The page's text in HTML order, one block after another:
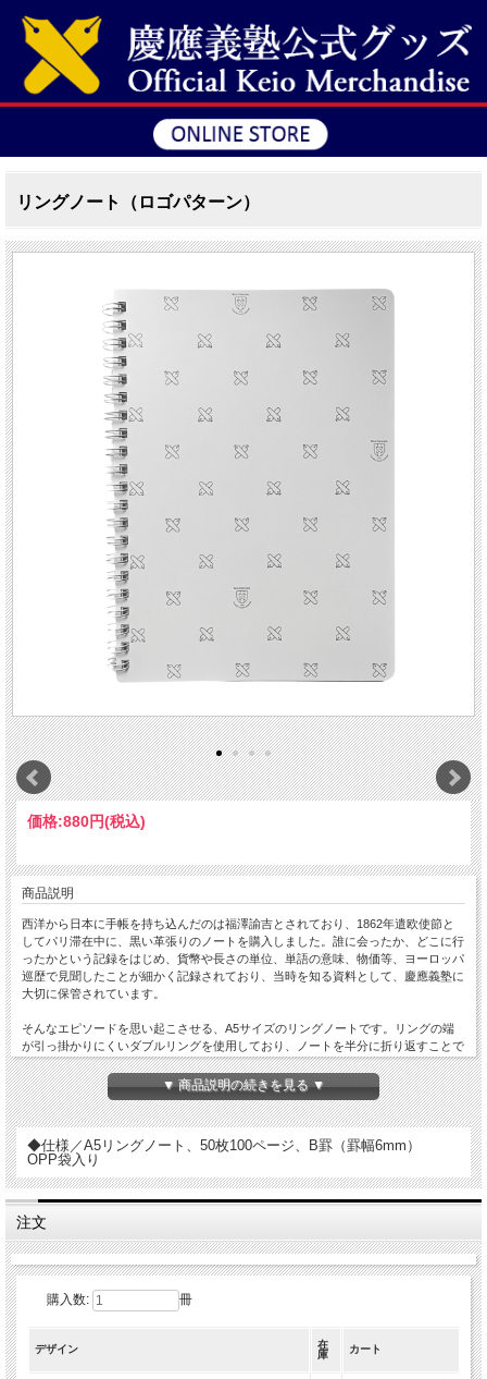
リングノート（ロゴパターン）
価格:880円(税込)
商品説明
西洋から日本に手帳を持ち込んだのは福澤諭吉とされており、1862年遣欧使節と
してパリ滞在中に、黒い革張りのノートを購入しました。誰に会ったか、どこに行
ったかという記録をはじめ、貨幣や長さの単位、単語の意味、物価等、ヨーロッパ
巡歴で見聞したことが細かく記録されており、当時を知る資料として、慶應義塾に
大切に保管されています。
そんなエピソードを思い起こさせる、A5サイズのリングノートです。リングの端
が引っ掛かりにくいダブルリングを使用しており、ノートを半分に折り返すことで
あまりスペースがない場所でもコンパクトに使用できて便利です。
ペンマークとエンブレムを配した表紙は落ち着いたデザインに仕上がりました。内
側の本文にはペンマークと慶應義塾の文字が印刷されています。
https://www.keio.ac.jp/ja/contents/stained_glass/1997/205.html
【参考：[ステンドグラス] 欧州における福澤諭吉の足跡】
https://www.keio.ac.jp/ja/contents/stained_glass/1999/216.html
▼ 商品説明の続きを見る ▼
◆仕様／A5リングノート、50枚100ページ、B罫（罫幅6mm）
OPP袋入り
注文
購入数: 冊
デザイン
在
庫
カート